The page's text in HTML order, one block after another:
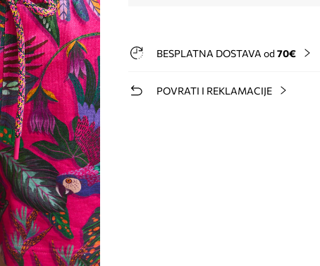
BESPLATNA DOSTAVA od 70€
POVRATI I REKLAMACIJE